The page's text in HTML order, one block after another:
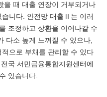
을 때 대출 연장이 거부되거나
습니다. 안전망 대출Ⅱ는 이러
조정하고 상환을 이어나갈 수
다소 높게 느껴질 수 있으나,
으로 부채를 관리할 수 있다
국 서민금융통합지원센터에
있습니다.